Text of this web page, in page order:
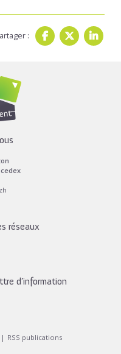
:
réseaux
d’information
RSS publications